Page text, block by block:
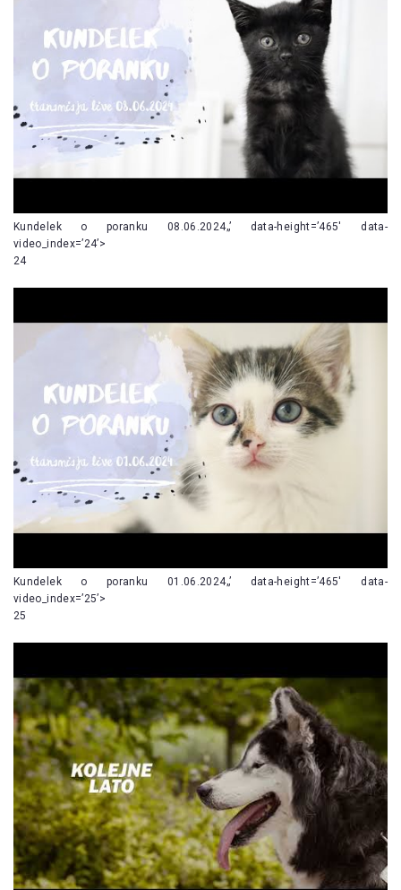
Kundelek o poranku 08.06.2024„’ data-height=’465′ data-
video_index=’24’>
24
Kundelek o poranku 01.06.2024„’ data-height=’465′ data-
video_index=’25’>
25